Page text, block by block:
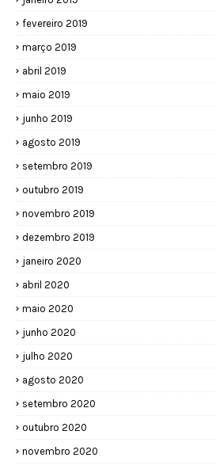
fevereiro 2019
março 2019
abril 2019
maio 2019
junho 2019
agosto 2019
setembro 2019
outubro 2019
novembro 2019
dezembro 2019
janeiro 2020
abril 2020
maio 2020
junho 2020
julho 2020
agosto 2020
setembro 2020
outubro 2020
novembro 2020